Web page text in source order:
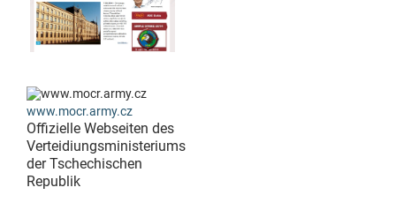
www.mocr.army.cz
Offizielle Webseiten des
Verteidiungsministeriums
der Tschechischen
Republik